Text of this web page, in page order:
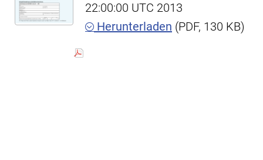
22:00:00 UTC 2013
Herunterladen (PDF, 130 KB)